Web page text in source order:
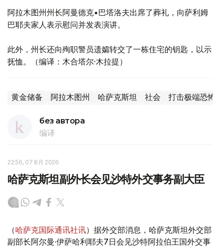
阿拉木图州州长阿曼德克•巴塔洛夫出席了葬礼，向萨利姆
巴耶夫家人表示慰问并发表演讲。
此外，州长还向殉职警员遗孀转交了一栋住宅的钥匙，以示
抚恤。（编译：木合塔尔·木拉提）
黄金储备 阿拉木图州 哈萨克斯坦 社会 打击极端恐怖
без автора
编译
22:56, 07 8月 2026
哈萨克斯坦副外长会见沙特外交事务副大臣
（哈萨克国际通讯社讯）据外交部消息，哈萨克斯坦外交部
副部长阿尔曼·伊萨哈利耶夫7日会见沙特阿拉伯王国外交事